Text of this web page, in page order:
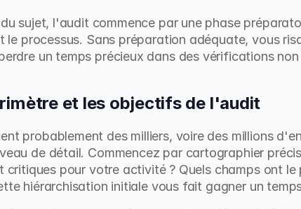
sujet, l'audit commence par une phase
processus. Sans préparation adéquate, vous
un temps précieux dans des vérifications
et les objectifs de l'audit
probablement des milliers, voire des millions
de détail. Commencez par cartographier
critiques pour votre activité ? Quels champs ont
hiérarchisation initiale vous fait gagner un